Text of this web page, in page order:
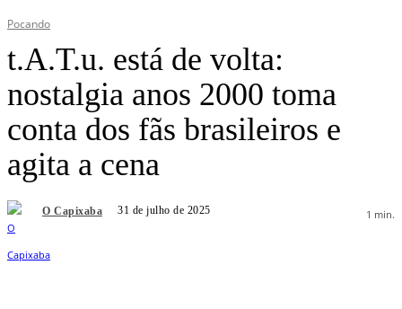
Pocando
t.A.T.u. está de volta:
nostalgia anos 2000 toma
conta dos fãs brasileiros e
agita a cena
O Capixaba 31 de julho de 2025 1 min.